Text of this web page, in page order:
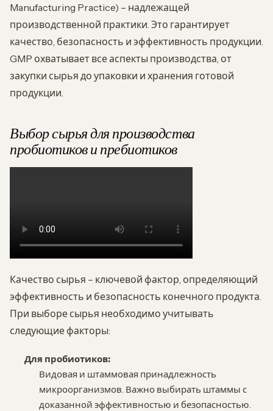
Manufacturing Practice) – надлежащей
производственной практики. Это гарантирует
качество, безопасность и эффективность продукции.
GMP охватывает все аспекты производства, от
закупки сырья до упаковки и хранения готовой
продукции.
Выбор сырья для производства
пробиотиков и пребиотиков
Качество сырья – ключевой фактор, определяющий
эффективность и безопасность конечного продукта.
При выборе сырья необходимо учитывать
следующие факторы:
Для пробиотиков:
Видовая и штаммовая принадлежность
микроорганизмов. Важно выбирать штаммы с
доказанной эффективностью и безопасностью.